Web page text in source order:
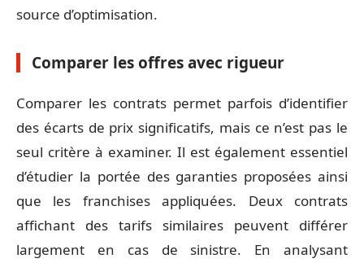
source d’optimisation.
Comparer les offres avec rigueur
Comparer les contrats permet parfois d’identifier
des écarts de prix significatifs, mais ce n’est pas le
seul critère à examiner. Il est également essentiel
d’étudier la portée des garanties proposées ainsi
que les franchises appliquées. Deux contrats
affichant des tarifs similaires peuvent différer
largement en cas de sinistre. En analysant